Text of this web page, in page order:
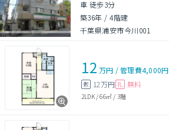
車 徒歩3分
築36年 /4階建
千葉県浦安市今川001
12 万円 /管理費4,000円
敷 12万円 礼 無料
2LDK/66㎡ / 3階